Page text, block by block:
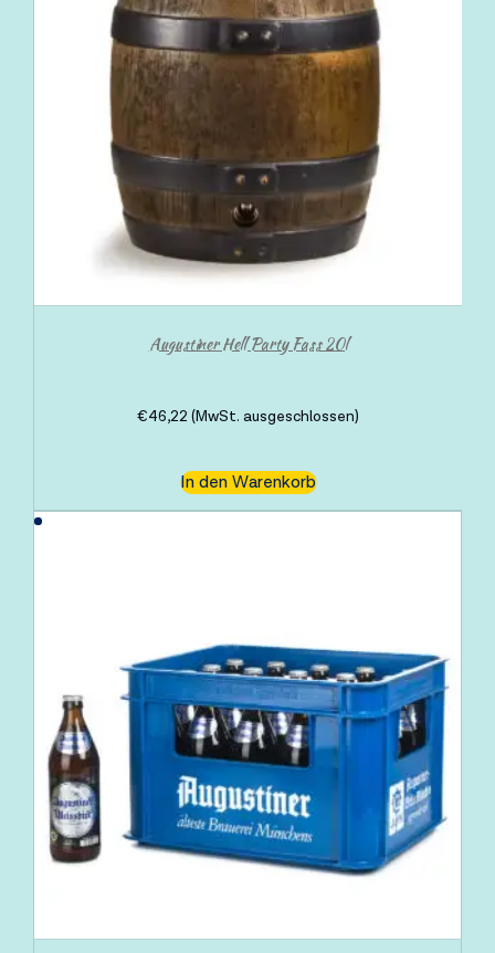
Augustiner Hell Party Fass 20l
€46,22 (MwSt. ausgeschlossen)
In den Warenkorb